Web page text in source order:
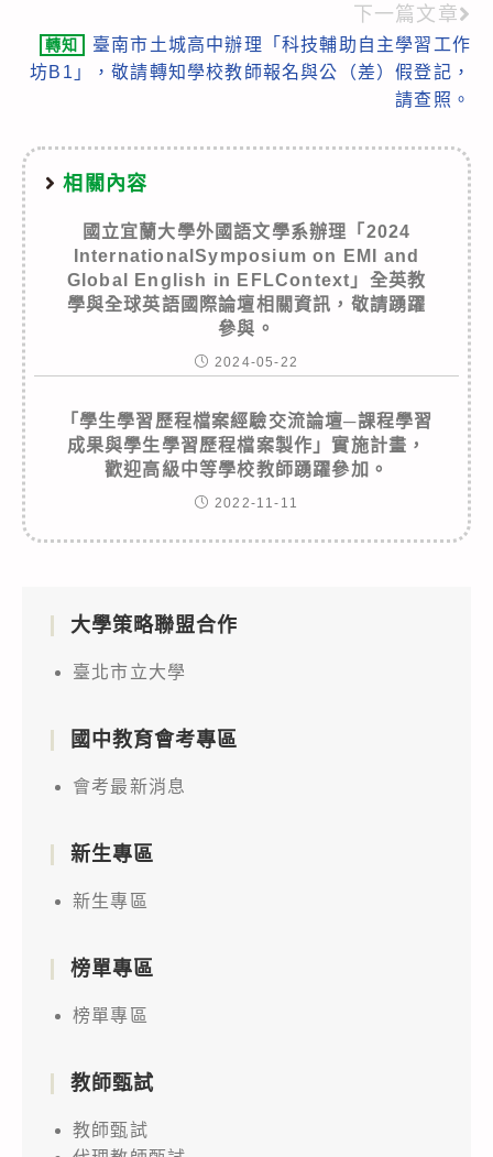
下一篇文章
轉知
臺南市土城高中辦理「科技輔助自主學習工作
坊B1」，敬請轉知學校教師報名與公（差）假登記，
請查照。
相關內容
國立宜蘭大學外國語文學系辦理「2024
InternationalSymposium on EMI and
Global English in EFLContext」全英教
學與全球英語國際論壇相關資訊，敬請踴躍
參與。
2024-05-22
「學生學習歷程檔案經驗交流論壇─課程學習
成果與學生學習歷程檔案製作」實施計畫，
歡迎高級中等學校教師踴躍參加。
2022-11-11
大學策略聯盟合作
臺北市立大學
國中教育會考專區
會考最新消息
新生專區
新生專區
榜單專區
榜單專區
教師甄試
教師甄試